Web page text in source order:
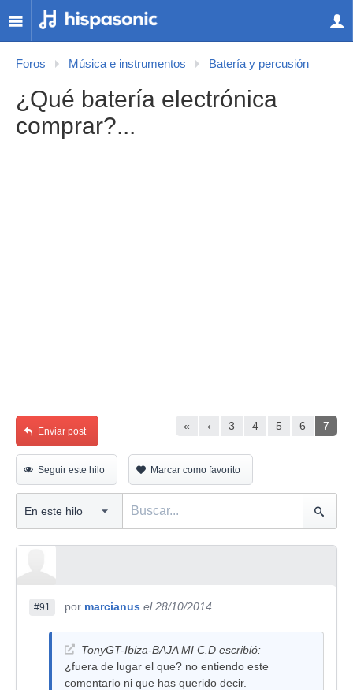
Foros Música e instrumentos Batería y percusión
¿Qué batería electrónica
comprar?...
« ‹ 3 4 5 6 7
Enviar post
Seguir este hilo Marcar como favorito
#91 por marcianus el 28/10/2014
TonyGT-Ibiza-BAJA MI C.D escribió:
¿fuera de lugar el que? no entiendo este
comentario ni que has querido decir.